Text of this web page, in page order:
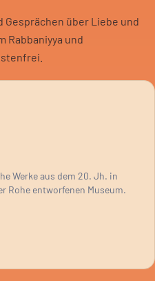
über Liebe und
Rabbaniyya und
Werke aus dem 20. Jh. in
Rohe entworfenen Museum.